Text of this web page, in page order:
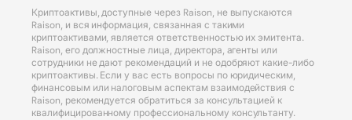
Криптоактивы, доступные через Raison, не выпускаются
Raison, и вся информация, связанная с такими
криптоактивами, является ответственностью их эмитента.
Raison, его должностные лица, директора, агенты или
сотрудники не дают рекомендаций и не одобряют какие-либо
криптоактивы. Если у вас есть вопросы по юридическим,
финансовым или налоговым аспектам взаимодействия с
Raison, рекомендуется обратиться за консультацией к
квалифицированному профессиональному консультанту.